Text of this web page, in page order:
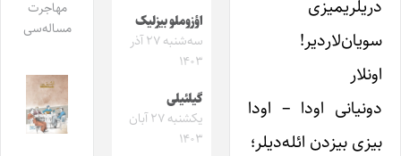
دریلریمیزی
سویان‌لاردیر!
اونلار
دونیانی اودا – اودا
بیزی بیزدن ائله‌دیلر؛
اؤزوملو بیزلیک
سه‌شنبه ۲۷ آذر
۱۴۰۳
گیلئیلی
یکشنبه ۲۷ آبان
۱۴۰۳
مهاجرت
مساله‌سی